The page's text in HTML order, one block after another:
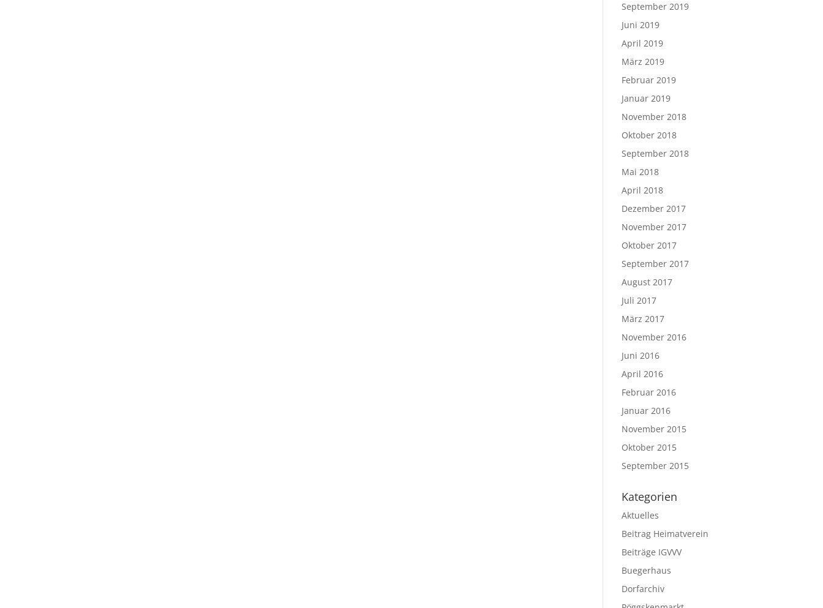
September 2019
Juni 2019
April 2019
März 2019
Februar 2019
Januar 2019
November 2018
Oktober 2018
September 2018
Mai 2018
April 2018
Dezember 2017
November 2017
Oktober 2017
September 2017
August 2017
Juli 2017
März 2017
November 2016
Juni 2016
April 2016
Februar 2016
Januar 2016
November 2015
Oktober 2015
September 2015
Kategorien
Aktuelles
Beitrag Heimatverein
Beiträge IGVVV
Buegerhaus
Dorfarchiv